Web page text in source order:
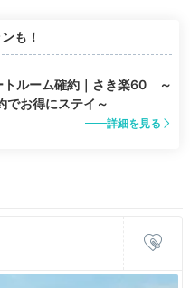
も！
ルーム確約｜さき楽60 ～
でお得にステイ～
詳細を見る